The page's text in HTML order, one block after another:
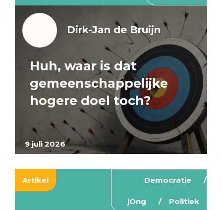
9 juli 2026
Dirk-Jan de Bruijn
Huh, waar is dat
gemeenschappelijke
hogere doel toch?
Artikel Democratie
jOng Politiek